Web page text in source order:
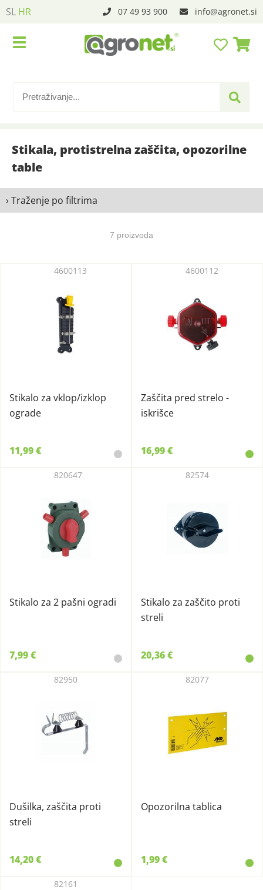
SL HR 07 49 93 900 info agronet.si
Stikala, protistrelna zaščita, opozorilne
table
› Traženje po filtrima
7 proizvoda
Stikalo za vklop/izklop
ograde
4600113
11,99 €
Zaščita pred strelo -
iskrišce
4600112
16,99 €
Stikalo za 2 pašni ogradi
820647
7,99 €
Stikalo za zaščito proti
streli
82574
20,36 €
Dušilka, zaščita proti
streli
82950
14,20 €
Opozorilna tablica
82077
1,99 €
82161